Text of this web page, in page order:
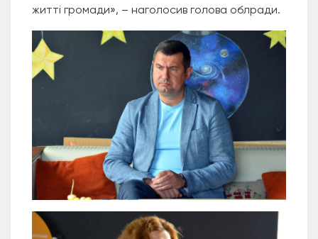
житті громади», – наголосив голова облради.